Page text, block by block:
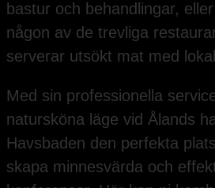
bastur och behandlingar,
någon av de trevliga
serverar utsökt mat med
Med sin professionella
natursköna läge vid Ålands
Havsbaden den perfekta
skapa minnesvärda och